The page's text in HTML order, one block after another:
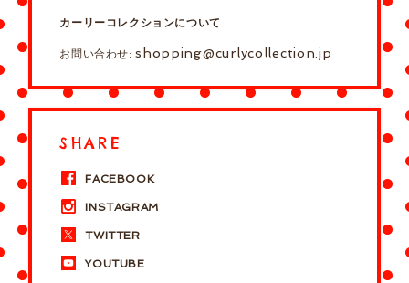
カーリーコレクションについて
お問い合わせ:shopping@curlycollection.jp
SHARE
FACEBOOK
INSTAGRAM
TWITTER
YOUTUBE